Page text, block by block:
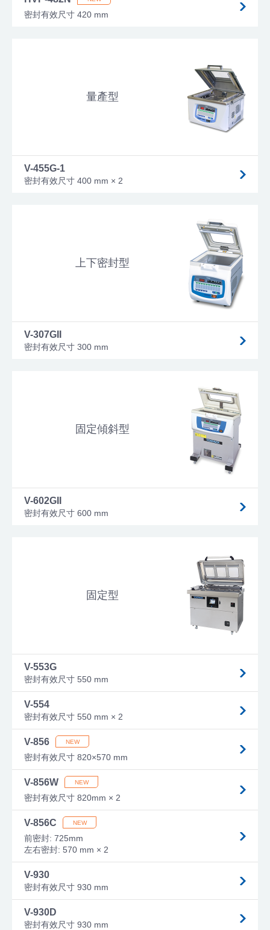
密封有效尺寸 420 mm
量產型
V-455G-1
密封有效尺寸 400 mm × 2
上下密封型
V-307GII
密封有效尺寸 300 mm
固定傾斜型
V-602GII
密封有效尺寸 600 mm
固定型
V-553G
密封有效尺寸 550 mm
V-554
密封有效尺寸 550 mm × 2
V-856
密封有效尺寸 820×570 mm
V-856W
密封有效尺寸 820mm × 2
V-856C
前密封: 725mm
左右密封: 570 mm × 2
V-930
密封有效尺寸 930 mm
V-930D
密封有效尺寸 930 mm